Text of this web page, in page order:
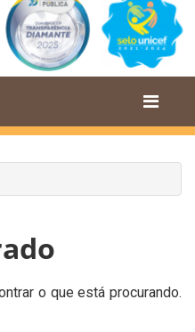
o que está procurando.